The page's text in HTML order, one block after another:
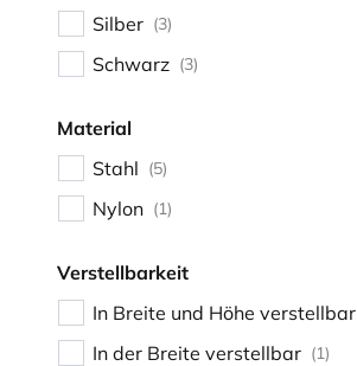
Silber (3)
Schwarz (3)
Material
Stahl (5)
Nylon (1)
Verstellbarkeit
In Breite und Höhe verstellbar
In der Breite verstellbar (1)